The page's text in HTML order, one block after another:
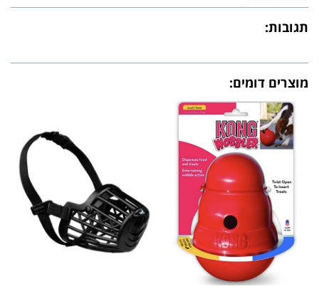
תגובות:
מוצרים דומים: